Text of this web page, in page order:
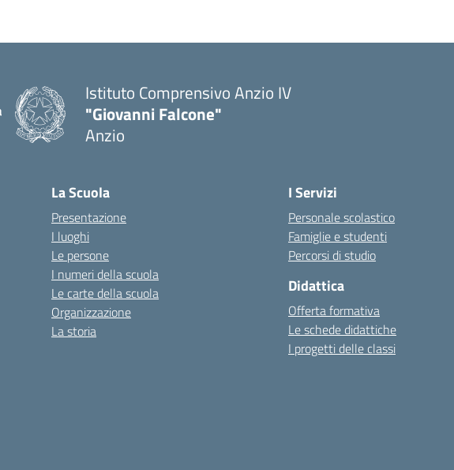
Istituto Comprensivo Anzio IV
"Giovanni Falcone"
Anzio
La Scuola
Presentazione
I luoghi
Le persone
I numeri della scuola
Le carte della scuola
Organizzazione
La storia
I Servizi
Personale scolastico
Famiglie e studenti
Percorsi di studio
Didattica
Offerta formativa
Le schede didattiche
I progetti delle classi